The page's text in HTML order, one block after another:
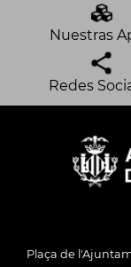
Nuestras
Redes
Plaça de